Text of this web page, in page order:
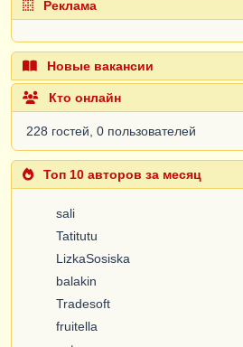
Реклама
Новые вакансии
Кто онлайн
228 гостей, 0 пользователей
Топ 10 авторов за месяц
sali
Tatitutu
LizkaSosiska
balakin
Tradesoft
fruitella